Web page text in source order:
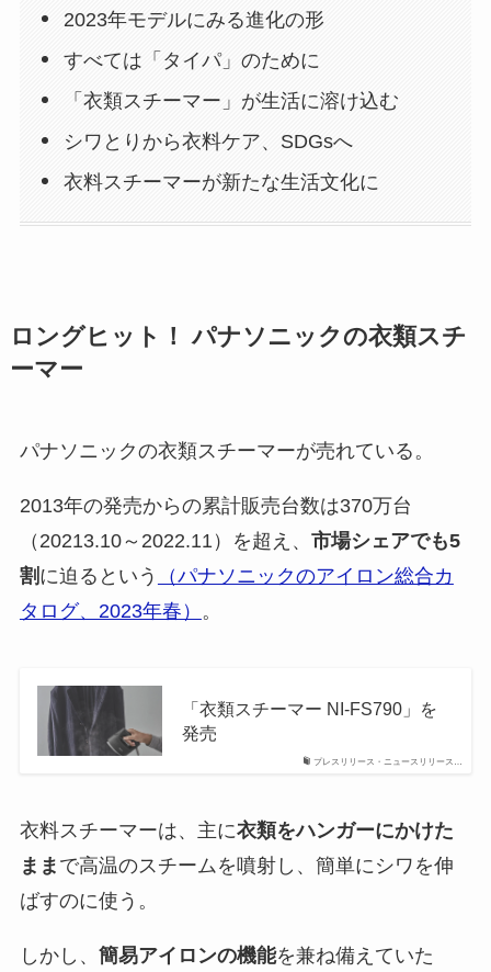
2023年モデルにみる進化の形
すべては「タイパ」のために
「衣類スチーマー」が生活に溶け込む
シワとりから衣料ケア、SDGsへ
衣料スチーマーが新たな生活文化に
ロングヒット！ パナソニックの衣類スチ
ーマー
パナソニックの衣類スチーマーが売れている。
2013年の発売からの累計販売台数は370万台
（20213.10～2022.11）を超え、 市場シェアでも5
割 に迫るという
（パナソニックのアイロン総合カ
タログ、2023年春） 。
プレスリリース・ニュースリリース…
「衣類スチーマー NI-FS790」を
発売
衣料スチーマーは、主に衣類をハンガーにかけた
まま で高温のスチームを噴射し、簡単にシワを伸
ばすのに使う。
しかし、 簡易アイロンの機能を兼ね備えていた